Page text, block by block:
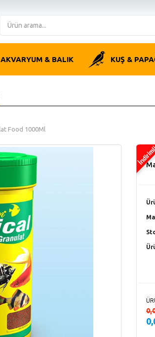
AKVARYUM & BALIK KUŞ &
Food 1000Ml